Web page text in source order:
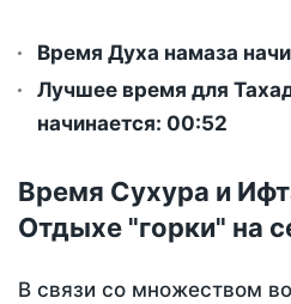
Время Духа намаза
Лучшее время для
начинается: 00:52
Время Сухура и
Отдыхе "горки" на
В связи со множеством